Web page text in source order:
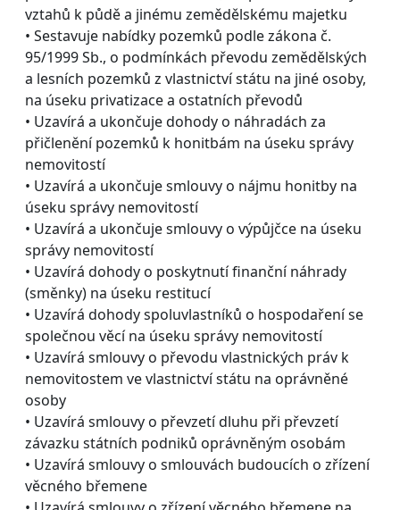
vztahů k půdě a jinému zemědělskému majetku
• Sestavuje nabídky pozemků podle zákona č.
95/1999 Sb., o podmínkách převodu zemědělských
a lesních pozemků z vlastnictví státu na jiné osoby,
na úseku privatizace a ostatních převodů
• Uzavírá a ukončuje dohody o náhradách za
přičlenění pozemků k honitbám na úseku správy
nemovitostí
• Uzavírá a ukončuje smlouvy o nájmu honitby na
úseku správy nemovitostí
• Uzavírá a ukončuje smlouvy o výpůjčce na úseku
správy nemovitostí
• Uzavírá dohody o poskytnutí finanční náhrady
(směnky) na úseku restitucí
• Uzavírá dohody spoluvlastníků o hospodaření se
společnou věcí na úseku správy nemovitostí
• Uzavírá smlouvy o převodu vlastnických práv k
nemovitostem ve vlastnictví státu na oprávněné
osoby
• Uzavírá smlouvy o převzetí dluhu při převzetí
závazku státních podniků oprávněným osobám
• Uzavírá smlouvy o smlouvách budoucích o zřízení
věcného břemene